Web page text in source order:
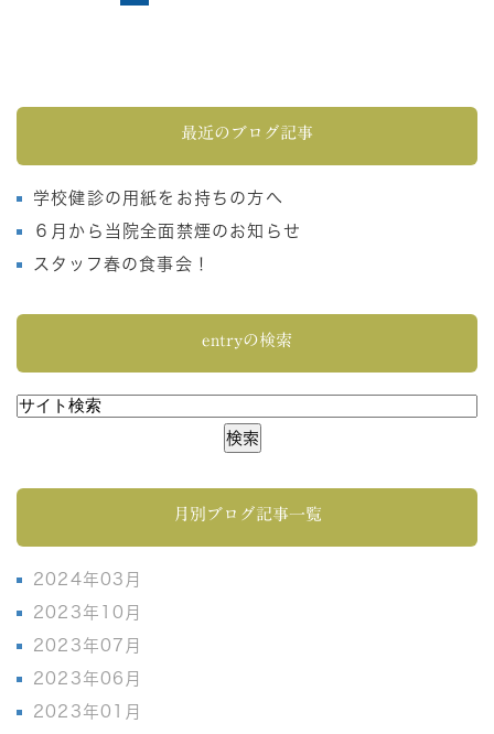
最近のブログ記事
学校健診の用紙をお持ちの方へ
６月から当院全面禁煙のお知らせ
スタッフ春の食事会！
entryの検索
月別ブログ記事一覧
2024年03月
2023年10月
2023年07月
2023年06月
2023年01月